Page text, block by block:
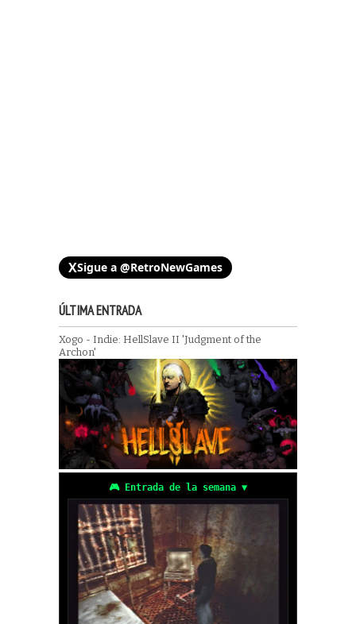
XSigue a @RetroNewGames
ÚLTIMA ENTRADA
Xogo - Indie: HellSlave II 'Judgment of the
Archon'
🎮 Entrada de la semana ▼